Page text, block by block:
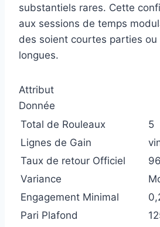
substantiels rares. Cette
aux sessions de temps
des soient courtes parties ou
longues.
Attribut
Donnée
Total de Rouleaux
5
Lignes de Gain
Taux de retour Officiel
Variance
Engagement Minimal
Pari Plafond